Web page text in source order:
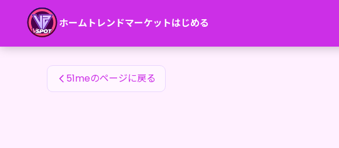
ホーム トレンドマーケットはじめる
51meのファンアイテム
51meのページに戻る
51meのファンアイテム — 24karat